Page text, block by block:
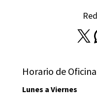
X
Horario de Oficina
Lunes a Viernes